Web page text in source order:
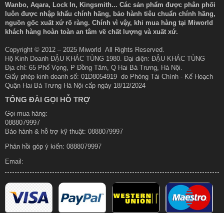
Wanbo, Aqara, Lock In, Kingsmith... Các sản phẩm được phân phối
luôn được nhập khẩu chính hãng, bảo hành tiêu chuẩn chính hãng,
nguồn gốc xuất xứ rõ ràng. Chính vì vậy, khi mua hàng tại Miworld
khách hàng hoàn toàn an tâm về chất lượng và xuất xứ.
Copyright © 2012 – 2025 Miworld All Rights Reserved.
Hộ Kinh Doanh ĐẬU KHẮC TÙNG 1980. Đại diện: ĐẬU KHẮC TÙNG
Địa chỉ: 65 Phố Vọng, P Đồng Tâm, Q Hai Bà Trưng, Hà Nội.
Giấy phép kinh doanh số: 01D8054919 do Phòng Tài Chính - Kế Hoạch
Quận Hai Bà Trưng Hà Nội cấp ngày 18/12/2024
TỔNG ĐÀI GỌI HỖ TRỢ
Gọi mua hàng:
0888079997
Bảo hành & hỗ trợ kỹ thuật: 0888079997
Phản hồi góp ý kiến: 0888079997
Email: